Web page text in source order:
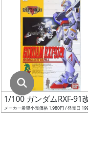
成
形
色
1/100 ガンダムRXF-91
メーカー希望小売価格 1,980円 / 発売日